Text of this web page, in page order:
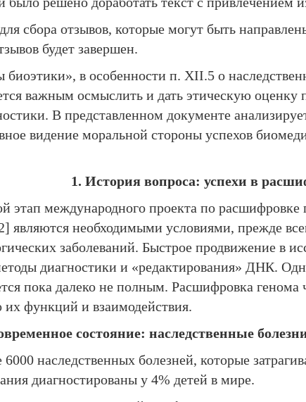
сбора отзывов, которые могут быть
будет завершен.
в особенности п. XII.5 о
важным осмыслить и дать этическую
В представленном документе
видение моральной стороны успехов
1. История вопроса: успехи в
этап международного проекта по
являются необходимыми условиями, прежде
заболеваний. Быстрое продвижение в
диагностики и «редактирования» ДНК.
пока далеко не полным. Расшифровка генома
функций и взаимодействия.
состояние: наследственные
наследственных болезней, которые
диагностированы у 4% детей в мире.